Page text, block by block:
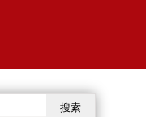
搜索